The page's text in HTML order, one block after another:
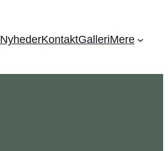
NyhederKontaktGalleriMere